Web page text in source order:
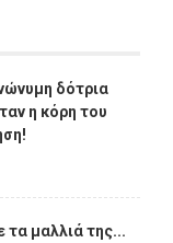
δότρια
η κόρη του
τα μαλλιά της...